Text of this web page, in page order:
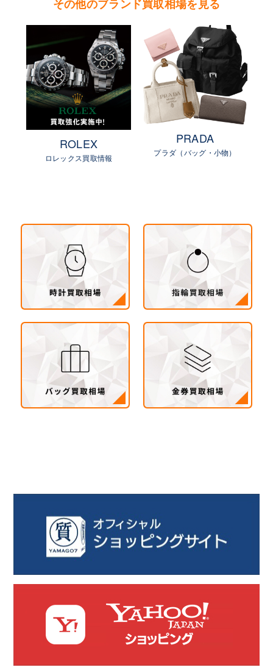
その他のブランド買取相場を見る
ROLEX
ロレックス買取情報
PRADA
プラダ（バッグ・小物）